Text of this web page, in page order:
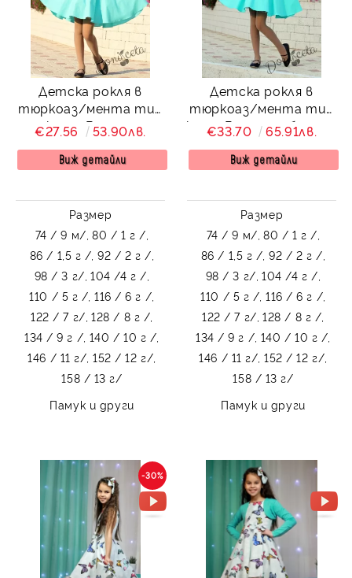
Детска рокля в
тюркоаз/мента тип
клош Вилина
€27.56 53.90лв.
Виж детайли
Размер
74 / 9 м/, 80 / 1 г /,
86 / 1,5 г /, 92 / 2 г /,
98 / 3 г/, 104 /4 г /,
110 / 5 г /, 116 / 6 г /,
122 / 7 г/, 128 / 8 г /,
134 / 9 г /, 140 / 10 г /,
146 / 11 г/, 152 / 12 г/,
158 / 13 г/
Памук и други
Детска рокля в
тюркоаз/мента тип
клош Вилина с болеро
€33.70 65.91лв.
Виж детайли
Размер
74 / 9 м/, 80 / 1 г /,
86 / 1,5 г /, 92 / 2 г /,
98 / 3 г/, 104 /4 г /,
110 / 5 г /, 116 / 6 г /,
122 / 7 г/, 128 / 8 г /,
134 / 9 г /, 140 / 10 г /,
146 / 11 г/, 152 / 12 г/,
158 / 13 г/
Памук и други
-30%